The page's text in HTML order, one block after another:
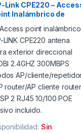
Link CPE220 –
Inalámbrico de
2.4GHz 300Mbps
Sin